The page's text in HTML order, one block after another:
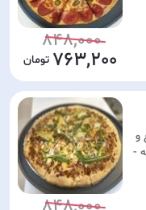
848,000
763,200
و
-